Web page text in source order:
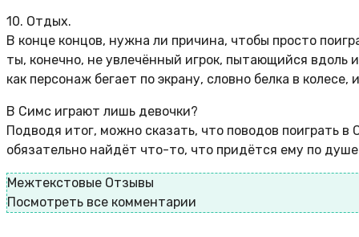
10. Отдых.
В конце концов, нужна ли причина, чтобы просто
ты, конечно, не увлечённый игрок, пытающийся вдоль
как персонаж бегает по экрану, словно белка в
В Симс играют лишь девочки?
Подводя итог, можно сказать, что поводов поиграть
обязательно найдёт что-то, что придётся ему по
Межтекстовые Отзывы
Посмотреть все комментарии